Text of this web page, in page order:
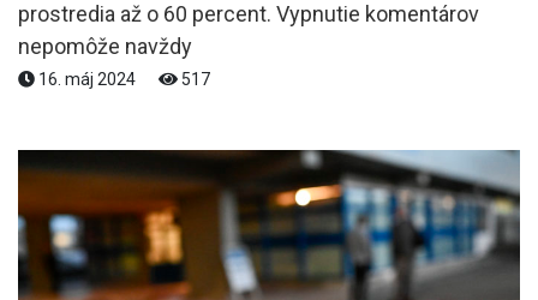
prostredia až o 60 percent. Vypnutie komentárov
nepomôže navždy
16. máj 2024 517